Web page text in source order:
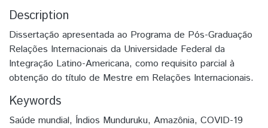
Description
Dissertação apresentada ao Programa de Pós-Graduação
Relações Internacionais da Universidade Federal da
Integração Latino-Americana, como requisito parcial à
obtenção do título de Mestre em Relações Internacionais.
Keywords
Saúde mundial, Índios Munduruku, Amazônia, COVID-19